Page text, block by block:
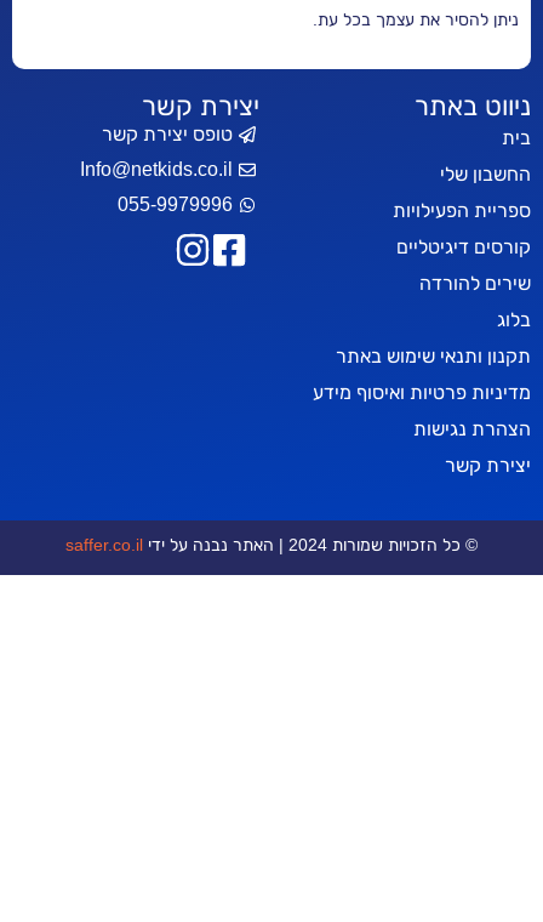
שימוש באתר
ואיסוף מידע
את עצמך בכל עת.
יצירת קשר
טופס יצירת קשר
Info@netkids.co.il
055-9979996
שמורות 2024 | האתר נבנה על ידי saffer.co.il